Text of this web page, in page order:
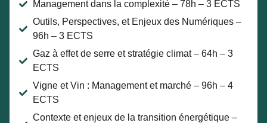
Management dans la complexité – 78h – 3 ECTS
Outils, Perspectives, et Enjeux des Numériques –
96h – 3 ECTS
Gaz à effet de serre et stratégie climat – 64h – 3
ECTS
Vigne et Vin : Management et marché – 96h – 4
ECTS
Contexte et enjeux de la transition énergétique –